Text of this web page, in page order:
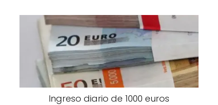
Ingreso diario de 1000 euros